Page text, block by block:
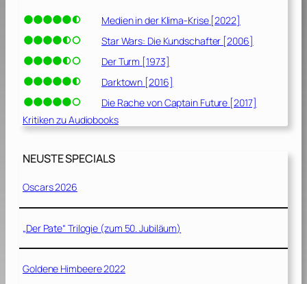
Medien in der Klima-Krise [2022]
Star Wars: Die Kundschafter [2006]
Der Turm [1973]
Darktown [2016]
Die Rache von Captain Future [2017]
Kritiken zu Audiobooks
NEUSTE SPECIALS
Oscars 2026
„Der Pate“ Trilogie (zum 50. Jubiläum)
Goldene Himbeere 2022